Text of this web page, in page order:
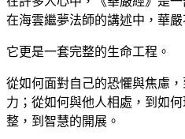
在海雲繼夢法師的講述中，華
它更是一套完整的生命工程。
從如何面對自己的恐懼與焦慮
力；從如何與他人相處，到如
整，到智慧的開展。